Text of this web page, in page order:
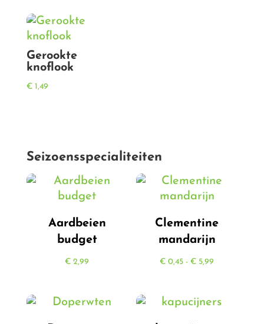
€ 9,90
Gerookte
knoflook
€1,49
Seizoensspecialiteiten
Aardbeien
budget
€ 2,99
Clementine
mandarijn
€ 0,45 - € 5,99